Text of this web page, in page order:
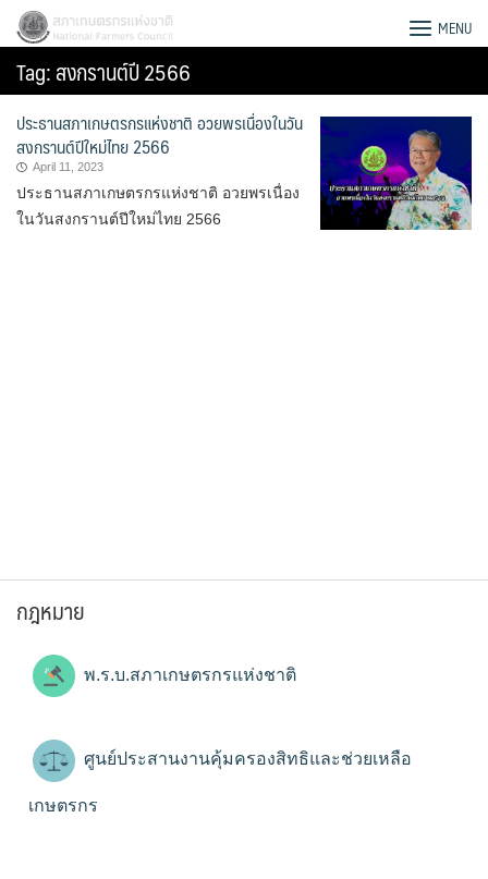
Skip
content
สภาเกษตรกรแห่งชาติ MENU
Tag:สงกรานต์ปี 2566
ประธานสภาเกษตรกรแห่งชาติ อวยพรเนื่องในวัน
สงกรานต์ปีใหม่ไทย 2566
April 11, 2023
ประธานสภาเกษตรกรแห่งชาติ อวยพรเนื่อง
ในวันสงกรานต์ปีใหม่ไทย 2566
กฎหมาย
พ.ร.บ.สภาเกษตรกรแห่งชาติ
ศูนย์ประสานงานคุ้มครองสิทธิและช่วยเหลือ
เกษตรกร